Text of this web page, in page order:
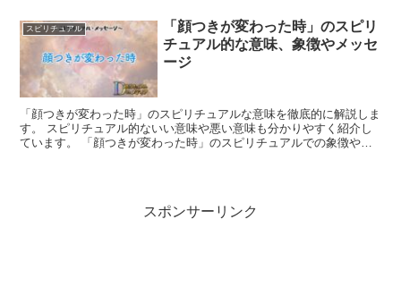
スピリチュアル
「顔つきが変わった時」のスピリ
チュアル的な意味、象徴やメッセ
ージ
「顔つきが変わった時」のスピリチュアルな意味を徹底的に解説しま
す。 スピリチュアル的ないい意味や悪い意味も分かりやすく紹介し
ています。 「顔つきが変わった時」のスピリチュアルでの象徴や意
スポンサーリンク